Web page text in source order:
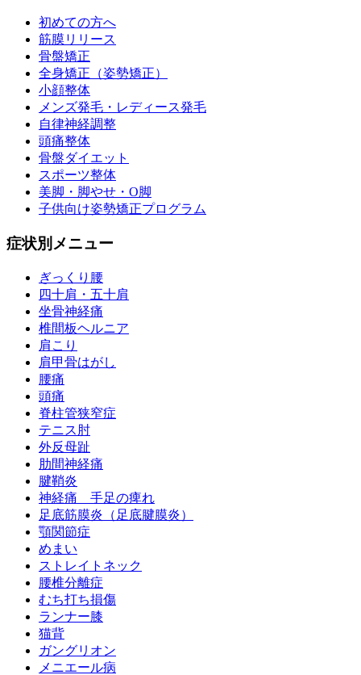
初めての方へ
筋膜リリース
骨盤矯正
全身矯正（姿勢矯正）
小顔整体
メンズ発毛・レディース発毛
自律神経調整
頭痛整体
骨盤ダイエット
スポーツ整体
美脚・脚やせ・O脚
子供向け姿勢矯正プログラム
症状別メニュー
ぎっくり腰
四十肩・五十肩
坐骨神経痛
椎間板ヘルニア
肩こり
肩甲骨はがし
腰痛
頭痛
脊柱管狭窄症
テニス肘
外反母趾
肋間神経痛
腱鞘炎
神経痛 手足の痺れ
足底筋膜炎（足底腱膜炎）
顎関節症
めまい
ストレイトネック
腰椎分離症
むち打ち損傷
ランナー膝
猫背
ガングリオン
メニエール病